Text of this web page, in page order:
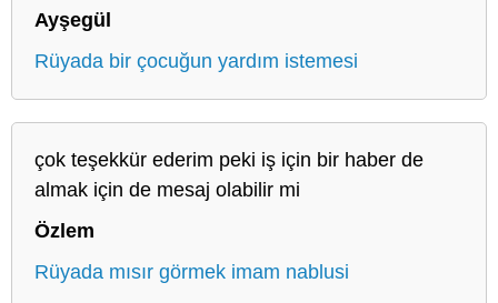
Ayşegül
Rüyada bir çocuğun yardım istemesi
çok teşekkür ederim peki iş için bir haber de
almak için de mesaj olabilir mi
Özlem
Rüyada mısır görmek imam nablusi